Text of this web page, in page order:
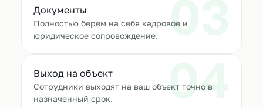
03
Документы
Полностью берём на себя кадровое и
юридическое сопровождение.
04
Выход на объект
Сотрудники выходят на ваш объект точно в
назначенный срок.